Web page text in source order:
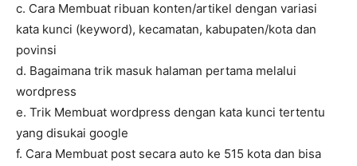
c. Cara Membuat ribuan konten/artikel dengan variasi
kata kunci (keyword), kecamatan, kabupaten/kota dan
povinsi
d. Bagaimana trik masuk halaman pertama melalui
wordpress
e. Trik Membuat wordpress dengan kata kunci tertentu
yang disukai google
f. Cara Membuat post secara auto ke 515 kota dan bisa